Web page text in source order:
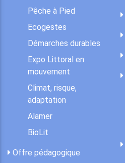
Pêche à Pied
Ecogestes
Démarches durables
Expo Littoral en
mouvement
Climat, risque,
adaptation
Alamer
BioLit
Offre pédagogique